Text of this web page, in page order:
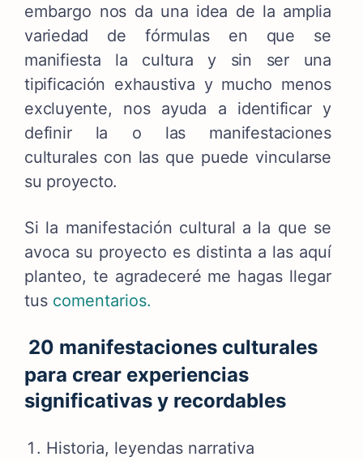
embargo nos da una idea de la amplia
variedad de fórmulas en que se
manifiesta la cultura y sin ser una
tipificación exhaustiva y mucho menos
excluyente, nosayuda a identificar y
definir la o las manifestaciones
culturales con las que puede vincularse
su proyecto.
Si la manifestación cultural a la que se
avoca su proyecto es distinta a las aquí
planteo, te agradeceré me hagas llegar
tus comentarios.
20 manifestaciones culturales
para crear experiencias
significativas y recordables
Historia, leyendas narrativa